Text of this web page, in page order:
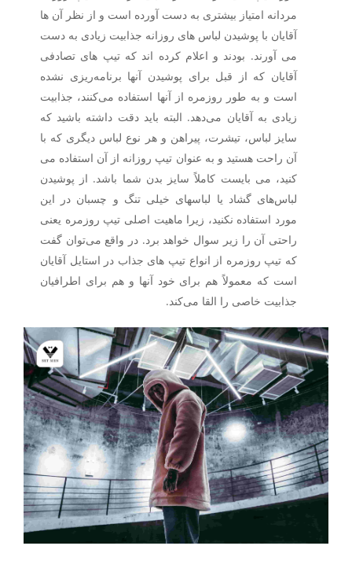
مردانه امتیاز بیشتری به دست آورده است و از نظر آن ها
آقایان با پوشیدن لباس های روزانه جذابیت زیادی به دست
می آورند. بودند و اعلام کرده اند که تیپ های تصادفی
آقایان که از قبل برای پوشیدن آنها برنامه‌ریزی نشده
است و به طور روزمره از آنها استفاده می‌کنند، جذابیت
زیادی به آقایان می‌دهد. البته باید دقت داشته باشید که
سایز لباس، تیشرت، پیراهن و هر نوع لباس دیگری که با
آن راحت هستید و به عنوان تیپ روزانه از آن استفاده می
کنید، می بایست کاملاً سایز بدن شما باشد. از پوشیدن
لباس‌های گشاد یا لباسهای خیلی تنگ و چسبان در این
مورد استفاده نکنید، زیرا ماهیت اصلی تیپ روزمره یعنی
راحتی آن را زیر سوال خواهد برد. در واقع می‌توان گفت
که تیپ روزمره از انواع تیپ های جذاب در استایل آقایان
است که معمولاً هم برای خود آنها و هم برای اطرافیان
جذابیت خاصی را القا می‌کند.